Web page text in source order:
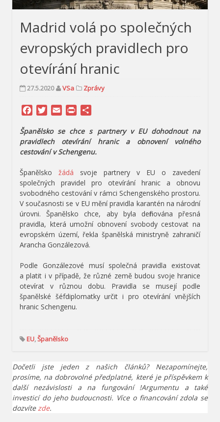
Madrid volá po společných
evropských pravidlech pro
otevírání hranic
27.5.2020 VSa Zprávy
Facebook
Twitter
Email Print
Španělsko se chce s partnery v EU dohodnout na
pravidlech otevírání hranic a obnovení volného
cestování v Schengenu.
Španělsko žádá svoje partnery v EU o zavedení
společných pravidel pro otevírání hranic a obnovu
svobodného cestování v rámci Schengenského prostoru.
V současnosti se v EU mění pravidla karantén na národní
úrovni. Španělsko chce, aby byla definována přesná
pravidla, která umožní obnovení svobody cestovat na
evropském území, řekla španělská ministryně zahraničí
Arancha Gonzálezová.
Podle Gonzálezové musí společná pravidla existovat
a platit i v případě, že různé země budou svoje hranice
otevírat v různou dobu. Pravidla se musejí podle
španělské šéfdiplomatky určit i pro otevírání vnějších
hranic Schengenu.
EU,Španělsko
Dočetli jste jeden z našich článků? Nezapomínejte,
prosíme, na dobrovolné předplatné, které je příspěvkem k
další nezávislosti a na fungování !Argumentu a také
investicí do jeho budoucnosti. Více o financování zdola se
dozvítezde.